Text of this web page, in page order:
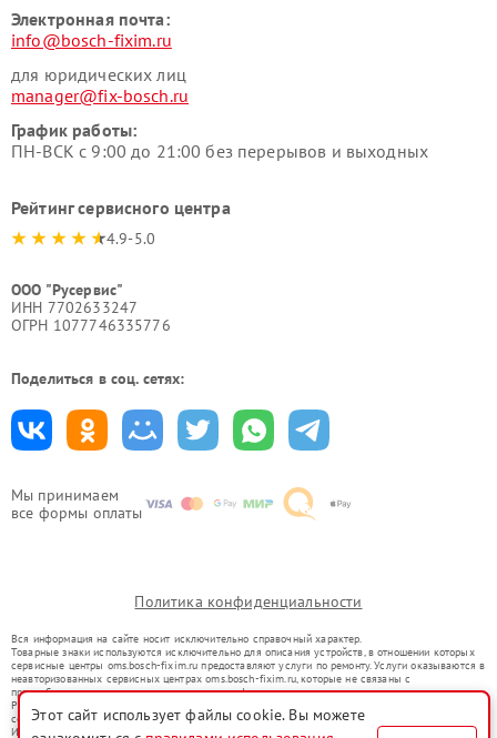
Мы принимаем
все формы оплаты
Электронная почта:
info@bosch-fixim.ru
для юридических лиц
manager@fix-bosch.ru
График работы:
ПН-ВСК с 9:00 до 21:00 без перерывов и выходных
Рейтинг сервисного центра
4.9-5.0
ООО "Русервис"
ИНН 7702633247
ОГРН 1077746335776
Поделиться в соц. сетях:
Политика конфиденциальности
Вся информация на сайте носит исключительно справочный характер.
Товарные знаки используются исключительно для описания устройств, в отношении которых
сервисные центры oms.bosch-fixim.ru предоставляют услуги по ремонту. Услуги оказываются в
неавторизованных сервисных центрах oms.bosch-fixim.ru, которые не связаны с
правообладателями товарных знаков или их официальными представителями.
Ремонт осуществляется для устройств, уже введенных в гражданский оборот в соответствии
со статьей 1487 ГК РФ.
Использование товарных знаков не преследует цели индивидуализации услуг или введения
Этот сайт использует файлы cookie. Вы можете